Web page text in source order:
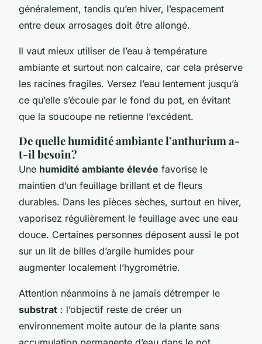
généralement, tandis qu’en hiver, l’espacement
entre deux arrosages doit être allongé.
Il vaut mieux utiliser de l’eau à température
ambiante et surtout non calcaire, car cela préserve
les racines fragiles. Versez l’eau lentement jusqu’à
ce qu’elle s’écoule par le fond du pot, en évitant
que la soucoupe ne retienne l’excédent.
De quelle humidité ambiante l’anthurium a-
t-il besoin ?
Une humidité ambiante élevée favorise le
maintien d’un feuillage brillant et de fleurs
durables. Dans les pièces sèches, surtout en hiver,
vaporisez régulièrement le feuillage avec une eau
douce. Certaines personnes déposent aussi le pot
sur un lit de billes d’argile humides pour
augmenter localement l’hygrométrie.
Attention néanmoins à ne jamais détremper le
substrat : l’objectif reste de créer un
environnement moite autour de la plante sans